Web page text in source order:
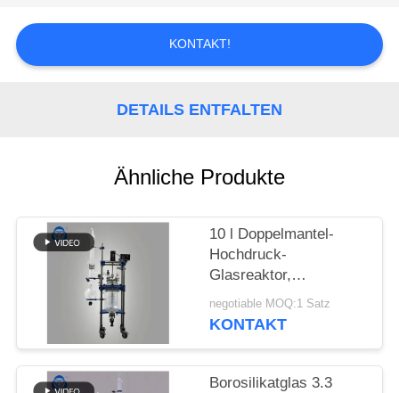
IN
VERBINDUNG
NACHRICHTEN
FORDERN
EIN
ZITAT
SITEMAP
DATENSCHUTZRICHTLINIE
KONTAKT!
DETAILS ENTFALTEN
Ähnliche Produkte
10 l Doppelmantel-
Hochdruck-
Glasreaktor,
chemischer Reaktor,
halbautomatisch
negotiable MOQ:1 Satz
KONTAKT
Borosilikatglas 3.3